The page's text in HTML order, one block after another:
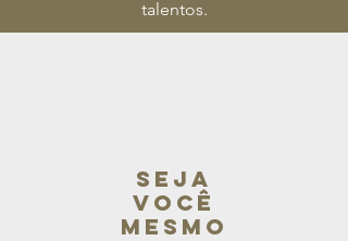
talentos.
SEJA
VOCÊ
MESMO